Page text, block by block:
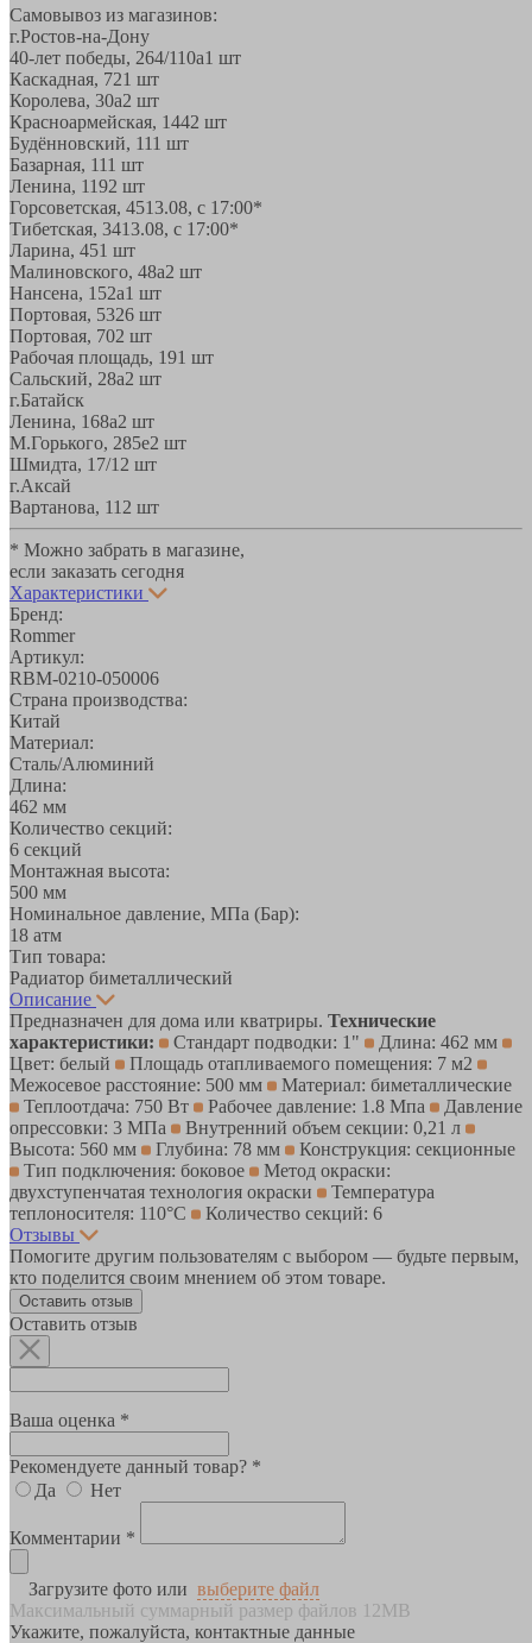
Самовывоз из магазинов:
г.Ростов-на-Дону
40-лет победы, 264/110а1 шт
Каскадная, 721 шт
Королева, 30а2 шт
Красноармейская, 1442 шт
Будённовский, 111 шт
Базарная, 111 шт
Ленина, 1192 шт
Горсоветская, 4513.08, с 17:00*
Тибетская, 3413.08, с 17:00*
Ларина, 451 шт
Малиновского, 48а2 шт
Нансена, 152а1 шт
Портовая, 5326 шт
Портовая, 702 шт
Рабочая площадь, 191 шт
Сальский, 28a2 шт
г.Батайск
Ленина, 168а2 шт
М.Горького, 285е2 шт
Шмидта, 17/1 2 шт
г.Аксай
Вартанова, 11 2 шт
* Можно забрать в магазине,
если заказать сегодня
Характеристики
Бренд:
Rommer
Артикул:
RBM-0210-050006
Страна производства:
Китай
Материал:
Сталь/Алюминий
Длина:
462 мм
Количество секций:
6 секций
Монтажная высота:
500 мм
Номинальное давление, МПа (Бар):
18 атм
Тип товара:
Радиатор биметаллический
Описание
Предназначен для дома или кватриры. Технические
характеристики:
Стандарт подводки: 1"
Длина: 462 мм
Цвет: белый
Площадь отапливаемого помещения: 7 м2
Межосевое расстояние: 500 мм
Материал: биметаллические
Теплоотдача: 750 Вт
Рабочее давление: 1.8 Мпа
Давление
опрессовки: 3 МПа
Внутренний объем секции: 0,21 л
Высота: 560 мм
Глубина: 78 мм
Конструкция: секционные
Тип подключения: боковое
Метод окраски:
двухступенчатая технология окраски
Температура
теплоносителя: 110°С
Количество секций: 6
Отзывы
Помогите другим пользователям с выбором — будьте первым,
кто поделится своим мнением об этом товаре.
Оставить отзыв
Оставить отзыв
Ваша оценка *
Рекомендуете данный товар? *
Да
Нет
Комментарии *
Загрузите фото или выберите файл
Максимальный суммарный размер файлов 12MB
Укажите, пожалуйста, контактные данные